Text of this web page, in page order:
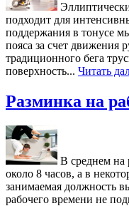
подходит для
поддержания в тонусе
пояса за счет движения
традиционного бега
поверхность... Читать
Разминка на
В среднем на
около 8 часов, а в
занимаемая должность
рабочего времени не